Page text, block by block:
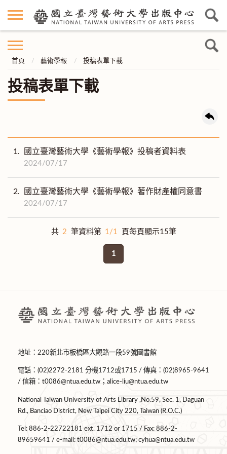
首頁 藝術學報 投稿表單下載
投稿表單下載
1. 國立臺灣藝術大學《藝術學報》投稿者資料表
2024/07/17
2. 國立臺灣藝術大學《藝術學報》著作財產權同意書
2024/07/17
共 2 筆資料第 1/1 頁每頁顯示15筆
1
地址：220新北市板橋區大觀路一段59號圖書館
電話：(02)2272-2181 分機1712或1715 / 傳真：(02)8965-9641
/ 信箱： t0086@ntua.edu.tw ； alice-liu@ntua.edu.tw
National Taiwan University of Arts Library ,No.59, Sec. 1, Daguan
Rd., Banciao District, New Taipei City 220, Taiwan (R.O.C.)
Tel: 886-2-22722181 ext. 1712 or 1715 / Fax: 886-2-
89659641 / e-mail: t0086@ntua.edu.tw; cyhua@ntua.edu.tw